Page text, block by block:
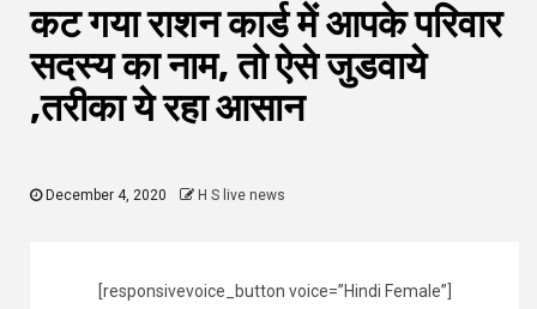
कट गया राशन कार्ड में आपके परिवार
सदस्य का नाम, तो ऐसे जुडवाये
,तरीका ये रहा आसान
December 4, 2020 H S live news
[responsivevoice_button voice=”Hindi Female”]